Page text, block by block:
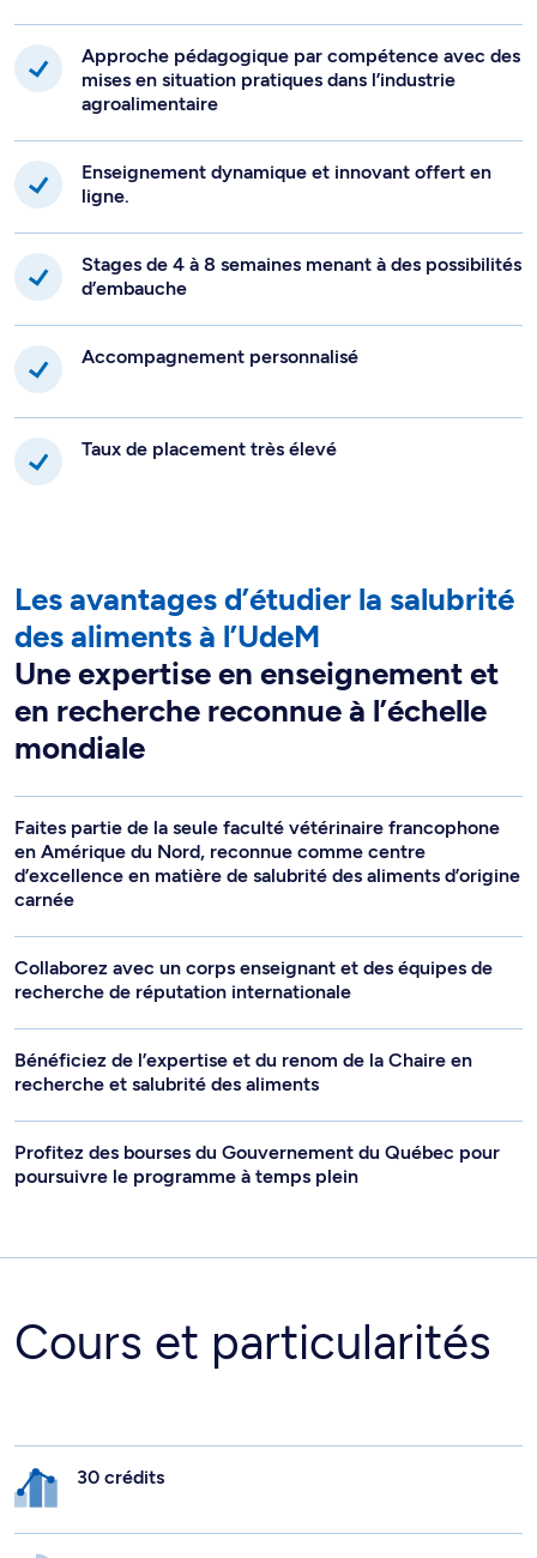
Approche pédagogique par compétence avec des
mises en situation pratiques dans l’industrie
agroalimentaire
Enseignement dynamique et innovant offert en
ligne.
Stages de 4 à 8 semaines menant à des possibilités
d’embauche
Accompagnement personnalisé
Taux de placement très élevé
Les avantages d’étudier la salubrité
des aliments à l’UdeM
Une expertise en enseignement et
en recherche reconnue à l’échelle
mondiale
Faites partie de la seule faculté vétérinaire francophone
en Amérique du Nord, reconnue comme centre
d’excellence en matière de salubrité des aliments d’origine
carnée
Collaborez avec un corps enseignant et des équipes de
recherche de réputation internationale
Bénéficiez de l’expertise et du renom de la Chaire en
recherche et salubrité des aliments
Profitez des bourses du Gouvernement du Québec pour
poursuivre le programme à temps plein
Cours et particularités
30 crédits